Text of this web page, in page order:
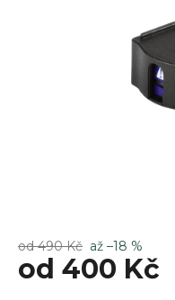
od 490 Kč až –18 %
od 400 Kč